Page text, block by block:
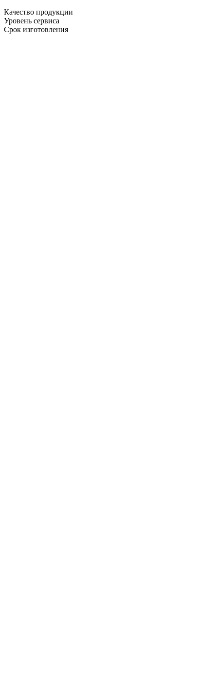
Качество продукции
Уровень сервиса
Срок изготовления